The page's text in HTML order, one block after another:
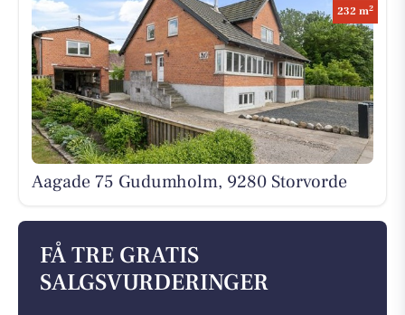
232 m2
Aagade 75 Gudumholm, 9280 Storvorde
FÅ TRE GRATIS
SALGSVURDERINGER